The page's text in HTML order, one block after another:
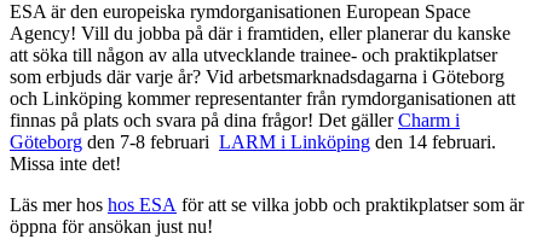
ESA är den europeiska rymdorganisationen European Space
Agency! Vill du jobba på där i framtiden, eller planerar du kanske
att söka till någon av alla utvecklande trainee- och praktikplatser
som erbjuds där varje år? Vid arbetsmarknadsdagarna i Göteborg
och Linköping kommer representanter från rymdorganisationen att
finnas på plats och svara på dina frågor! Det gällerCharm i
Göteborg den 7-8 februari LARM i Linköping den 14 februari.
Missa inte det!
Läs mer hos hos ESA för att se vilka jobb och praktikplatser som är
öppna för ansökan just nu!